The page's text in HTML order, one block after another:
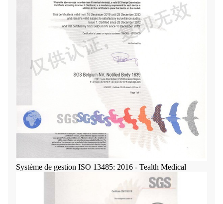
Système de gestion ISO 13485: 2016 - Tealth Medical